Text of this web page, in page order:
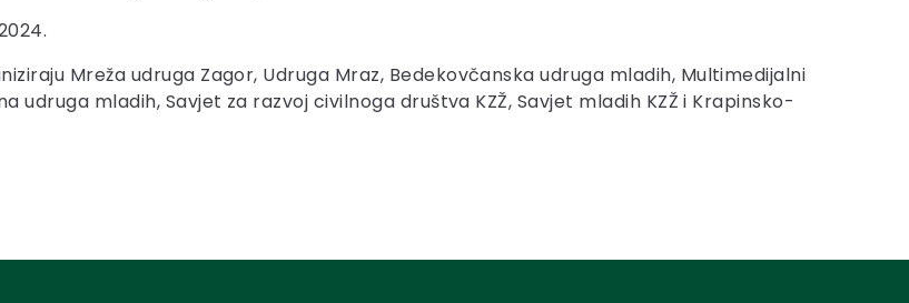
Mreža udruga Zagor, Udruga Mraz, Bedekovčanska udruga mladih, Multimedijalni
udruga mladih, Savjet za razvoj civilnoga društva KZŽ, Savjet mladih KZŽ i Krapinsko-